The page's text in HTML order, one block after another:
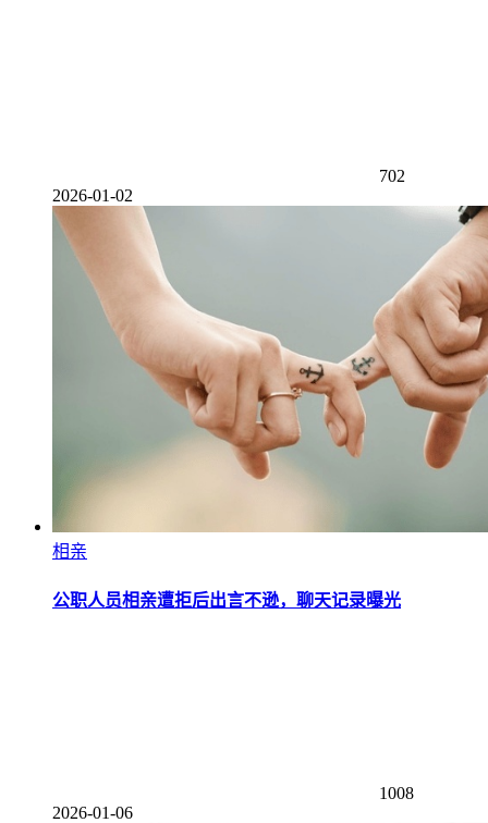
702
2026-01-02
相亲
公职人员相亲遭拒后出言不逊，聊天记录曝光
1008
2026-01-06